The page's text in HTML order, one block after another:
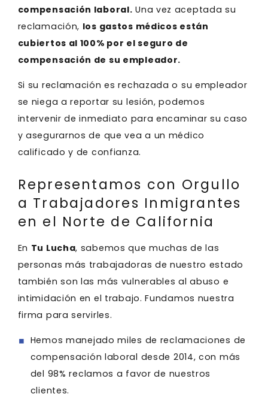
compensación laboral. Una vez aceptada su
reclamación, los gastos médicos están
cubiertos al 100% por el seguro de
compensación de su empleador.
Si su reclamación es rechazada o su empleador
se niega a reportar su lesión, podemos
intervenir de inmediato para encaminar su caso
y asegurarnos de que vea a un médico
calificado y de confianza.
Representamos con Orgullo
a Trabajadores Inmigrantes
en el Norte de California
En Tu Lucha, sabemos que muchas de las
personas más trabajadoras de nuestro estado
también son las más vulnerables al abuso e
intimidación en el trabajo. Fundamos nuestra
firma para servirles.
Hemos manejado miles de reclamaciones de
compensación laboral desde 2014, con más
del 98% reclamos a favor de nuestros
clientes.